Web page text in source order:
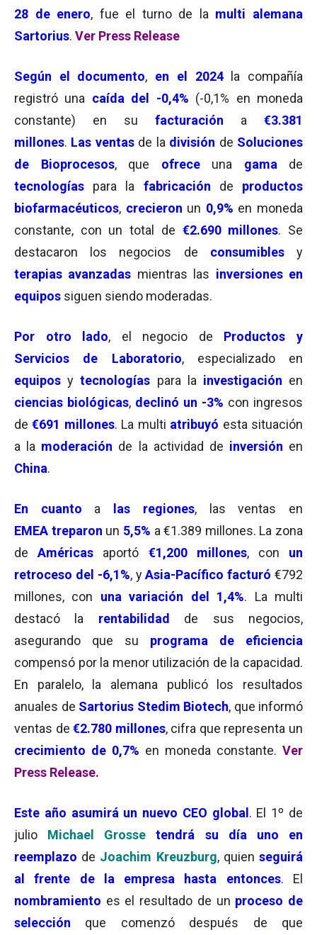
28 de enero, fue el turno de la multi alemana
Sartorius. Ver Press Release
Según el documento, en el 2024la compañía
registró una caída del -0,4% (-0,1% en moneda
constante) en su facturación a €3.381
millones. Las ventas de la división de Soluciones
de Bioprocesos, que ofrece una gama
de
tecnologías
para la fabricación de productos
biofarmacéuticos, crecieron un 0,9% en moneda
constante, con un total de €2.690millones. Se
destacaron los negocios de consumibles
y
terapias avanzadas mientras las inversiones en
equipos siguen siendo moderadas.
Por otro lado, el negocio de Productos y
Servicios de Laboratorio, especializado en
equipos ytecnologías para la investigación en
ciencias biológicas, declinó un -3% con ingresos
de€691 millones. La multi atribuyó esta situación
a la moderación de la actividad de inversión en
China.
En cuanto a las regiones, las ventas en
EMEA treparon un 5,5% a €1.389 millones. La zona
deAméricas aportó €1,200 millones, con un
retroceso del -6,1%, yAsia-Pacífico facturó€792
millones, con una variación del 1,4%. La multi
destacó la rentabilidad
de sus negocios,
asegurando que su programa de eficiencia
compensó por la menor utilización de la capacidad.
En paralelo, la alemana publicó los resultados
anuales de Sartorius Stedim Biotech, que informó
ventas de€2.780 millones, cifra que representa un
crecimiento de 0,7% en moneda constante. Ver
Press Release.
Este año asumirá un nuevo CEO global . El 1º de
julio Michael Grosse
tendrá su día uno en
reemplazo de Joachim Kreuzburg, quienseguirá
al frente de la empresa hasta entonces. El
nombramiento es el resultado de un proceso de
selección
que comenzó después de que